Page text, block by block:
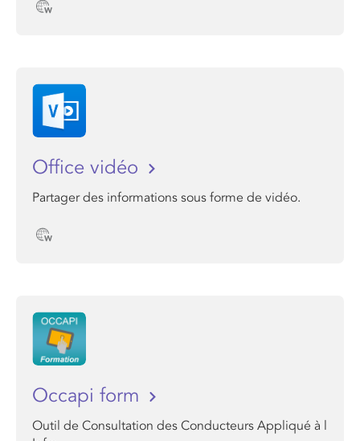
Office vidéo
Partager des informations sous forme de vidéo.
Occapi form
Outil de Consultation des Conducteurs Appliqué à l